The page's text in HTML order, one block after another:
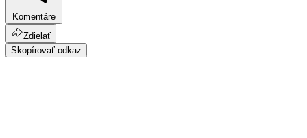
Komentáre
Zdielať
Skopírovať odkaz